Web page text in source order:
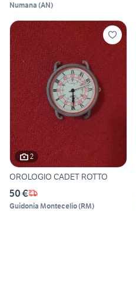
Numana (AN)
2
OROLOGIO CADET ROTTO
50 €
Guidonia Montecelio(RM)